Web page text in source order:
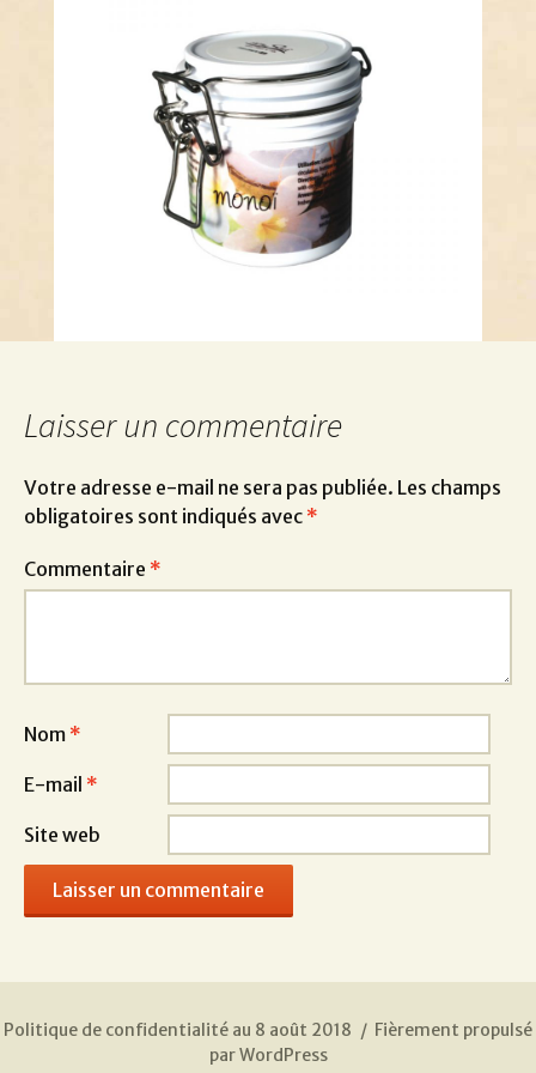
Laisser un commentaire
Votre adresse e-mail ne sera pas publiée. Les champs
obligatoires sont indiqués avec *
Commentaire *
Nom *
E-mail *
Site web
Politique de confidentialité au 8 août 2018
Fièrement propulsé
par WordPress